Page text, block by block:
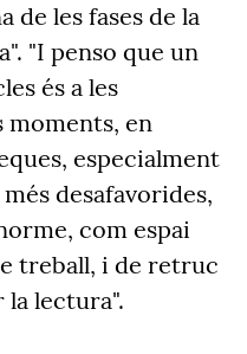
de les fases de la
"I penso que un
és a les
moments, en
especialment
desafavorides,
com espai
treball, i de retruc
lectura".